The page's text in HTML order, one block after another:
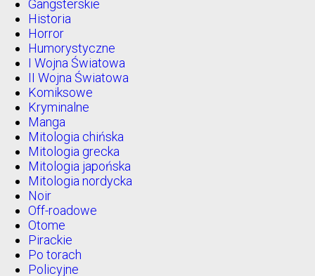
Gangsterskie
Historia
Horror
Humorystyczne
I Wojna Światowa
II Wojna Światowa
Komiksowe
Kryminalne
Manga
Mitologia chińska
Mitologia grecka
Mitologia japońska
Mitologia nordycka
Noir
Off-roadowe
Otome
Pirackie
Po torach
Policyjne